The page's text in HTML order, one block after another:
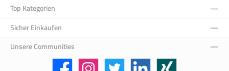
Top Kategorien
Sicher Einkaufen
Unsere Communities